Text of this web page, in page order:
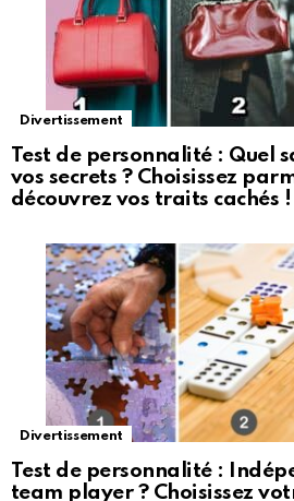
Divertissement
Test de personnalité : Quel
vos secrets ? Choisissez
découvrez vos traits cachés !
Divertissement
Test de personnalité :
team player ? Choisissez